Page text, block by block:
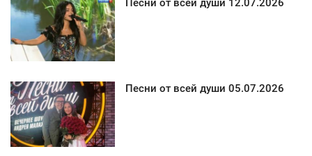
Песни от всей души 12.07.2026
Песни от всей души 05.07.2026